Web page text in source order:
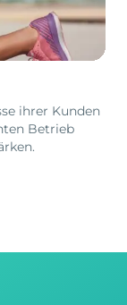
ihrer Kunden
Betrieb